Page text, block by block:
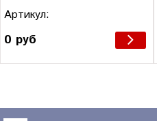
Артикул:
0 руб